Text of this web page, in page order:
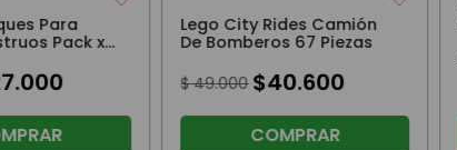
Para
Pack x4
.000
Lego City Rides Camión
De Bomberos 67 Piezas
$ 49.000 $40.600
COMPRAR